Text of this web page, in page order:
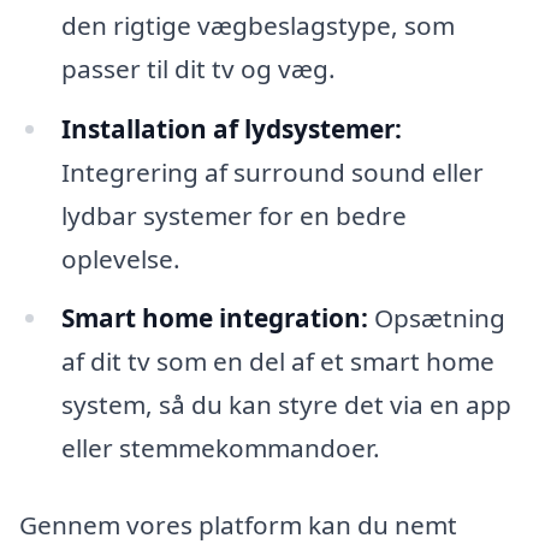
den rigtige vægbeslagstype, som
passer til dit tv og væg.
Installation af lydsystemer:
Integrering af surround sound eller
lydbar systemer for en bedre
oplevelse.
Smart home integration: Opsætning
af dit tv som en del af et smart home
system, så du kan styre det via en app
eller stemmekommandoer.
Gennem vores platform kan du nemt